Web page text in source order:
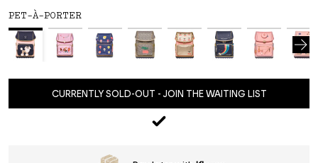
PET-À-PORTER
CURRENTLY SOLD-OUT - JOIN THE WAITING LIST